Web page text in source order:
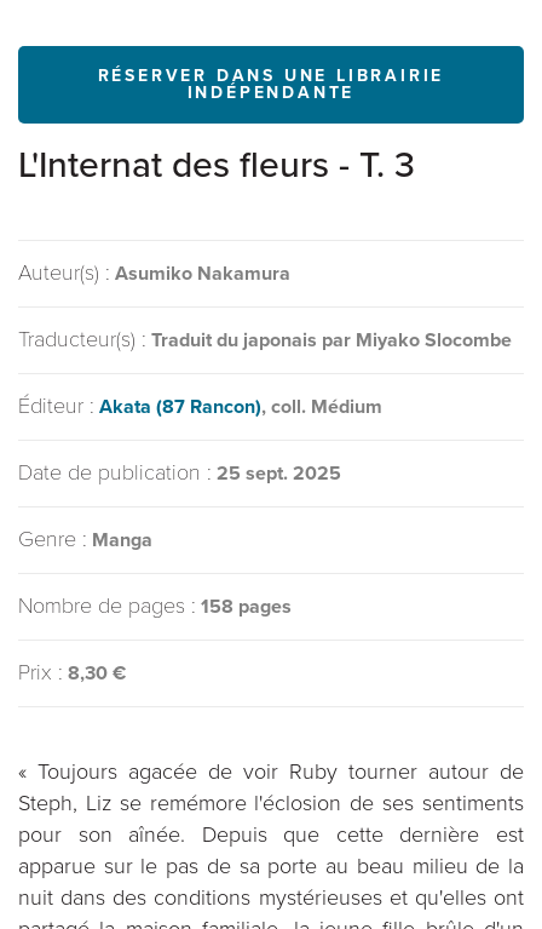
RÉSERVER DANS UNE LIBRAIRIE
INDÉPENDANTE
L'Internat des fleurs - T. 3
Auteur(s) : Asumiko Nakamura
Traducteur(s) : Traduit du japonais par Miyako Slocombe
Éditeur : Akata (87 Rancon), coll. Médium
Date de publication : 25 sept. 2025
Genre : Manga
Nombre de pages : 158 pages
Prix : 8,30 €
« Toujours agacée de voir Ruby tourner autour de
Steph, Liz se remémore l'éclosion de ses sentiments
pour son aînée. Depuis que cette dernière est
apparue sur le pas de sa porte au beau milieu de la
nuit dans des conditions mystérieuses et qu'elles ont